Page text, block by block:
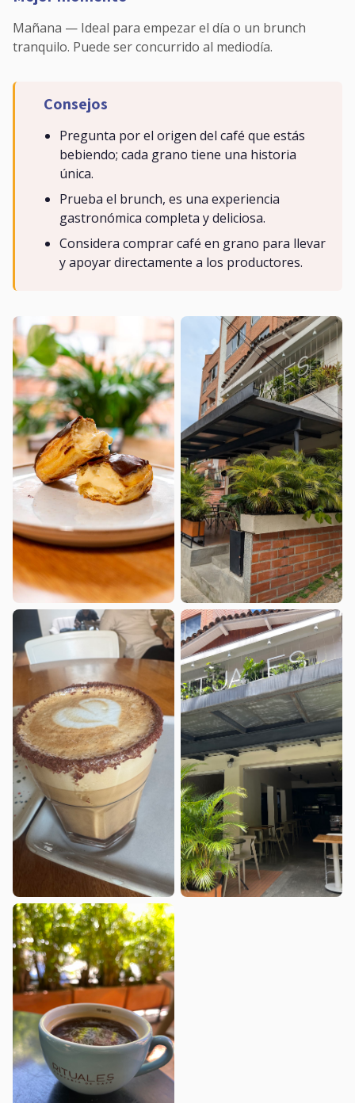
Mañana — Ideal para empezar el día o un brunch
tranquilo. Puede ser concurrido al mediodía.
Consejos
Pregunta por el origen del café que estás
bebiendo; cada grano tiene una historia
única.
Prueba el brunch, es una experiencia
gastronómica completa y deliciosa.
Considera comprar café en grano para llevar
y apoyar directamente a los productores.